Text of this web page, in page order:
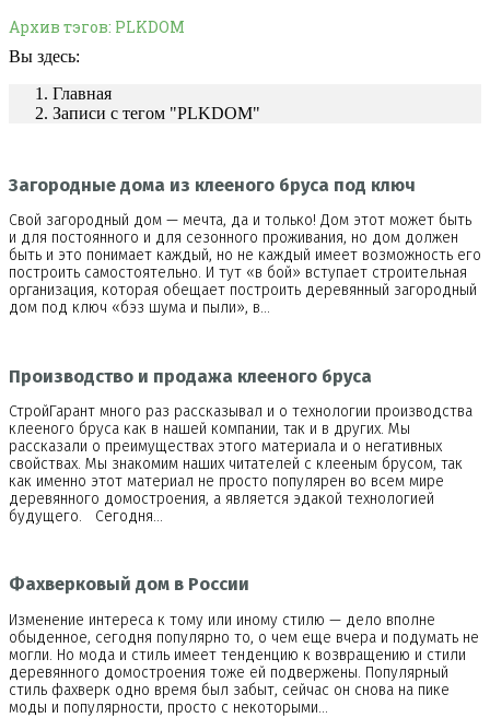
Архив тэгов: PLKDOM
Вы здесь:
Главная
Записи с тегом "PLKDOM"
Загородные дома из клееного бруса под ключ
Свой загородный дом — мечта, да и только! Дом этот может быть
и для постоянного и для сезонного проживания, но дом должен
быть и это понимает каждый, но не каждый имеет возможность его
построить самостоятельно. И тут «в бой» вступает строительная
организация, которая обещает построить деревянный загородный
дом под ключ «бэз шума и пыли», в…
Производство и продажа клееного бруса
СтройГарант много раз рассказывал и о технологии производства
клееного бруса как в нашей компании, так и в других. Мы
рассказали о преимуществах этого материала и о негативных
свойствах. Мы знакомим наших читателей с клееным брусом, так
как именно этот материал не просто популярен во всем мире
деревянного домостроения, а является эдакой технологией
будущего. Сегодня…
Фахверковый дом в России
Изменение интереса к тому или иному стилю — дело вполне
обыденное, сегодня популярно то, о чем еще вчера и подумать не
могли. Но мода и стиль имеет тенденцию к возвращению и стили
деревянного домостроения тоже ей подвержены. Популярный
стиль фахверк одно время был забыт, сейчас он снова на пике
моды и популярности, просто с некоторыми…